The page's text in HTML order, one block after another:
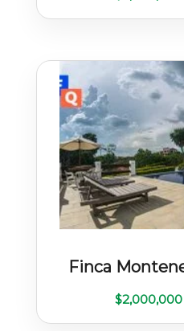
Finca
$2,000,000